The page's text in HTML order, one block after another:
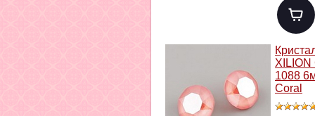
XILION
1088
Coral